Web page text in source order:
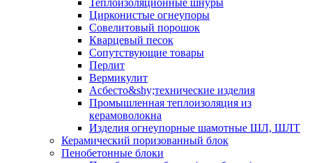
Теплоизоляционные шнуры
Цирконистые огнеупоры
Совелитовый порошок
Кварцевый песок
Сопутствующие товары
Перлит
Вермикулит
Асбесто&shy;технические изделия
Промышленная теплоизоляция из
керамоволокна
Изделия огнеупорные шамотные ШЛ, ШЛТ
Керамический поризованный блок
Пенобетонные блоки